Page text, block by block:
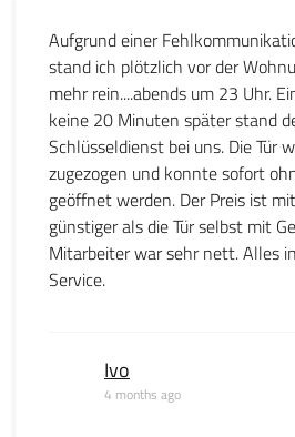
Aufgrund einer
stand ich plötzlich vor der
mehr rein....abends um 23 Uhr.
keine 20 Minuten später stand
Schlüsseldienst bei uns. Die Tür
zugezogen und konnte sofort
geöffnet werden. Der Preis ist
günstiger als die Tür selbst mit
Mitarbeiter war sehr nett. Alles
Service.
Ivo
4 months ago